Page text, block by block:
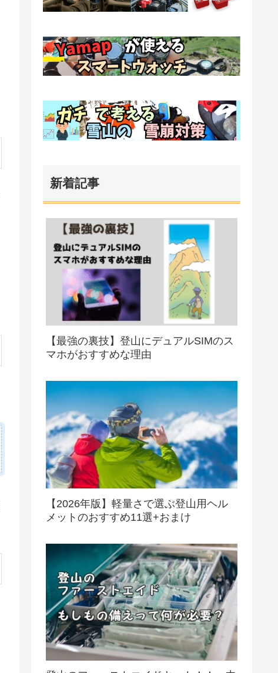
新着記事
【最強の裏技】登山にデュアルSIMのス
マホがおすすめな理由
【2026年版】軽量さで選ぶ登山用ヘル
メットのおすすめ11選+おまけ